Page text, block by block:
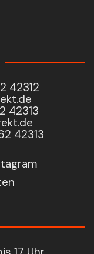
42312
42313
42313